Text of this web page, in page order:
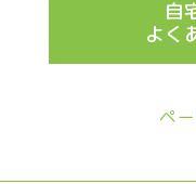
自
よく
ペ